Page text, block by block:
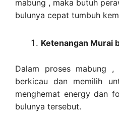
mabung , maka butuh
bulunya cepat tumbuh
Ketenangan Murai
Dalam proses mabung
berkicau dan memilih
menghemat energy dan
bulunya tersebut.